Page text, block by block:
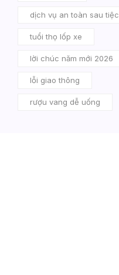
dịch vụ an toàn sau tiệc
tuổi thọ lốp xe
lời chúc năm mới 2026
lỗi giao thông
rượu vang dễ uống